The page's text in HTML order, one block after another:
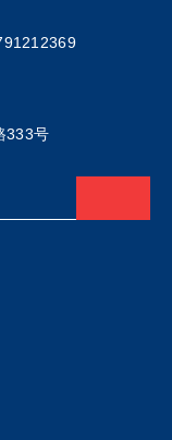
333号